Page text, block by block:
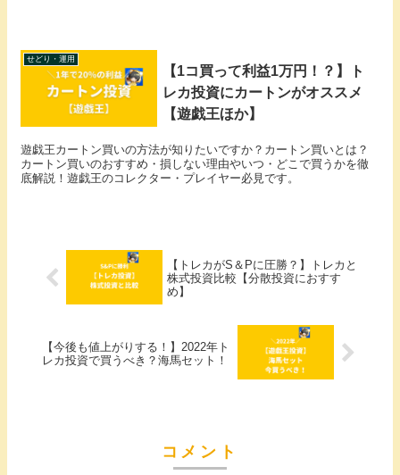
せどり・運用
【1コ買って利益1万円！？】ト
レカ投資にカートンがオススメ
【遊戯王ほか】
遊戯王カートン買いの方法が知りたいですか？カートン買いとは？
カートン買いのおすすめ・損しない理由やいつ・どこで買うかを徹
底解説！遊戯王のコレクター・プレイヤー必見です。
【トレカがS＆Pに圧勝？】トレカと
株式投資比較【分散投資におすす
め】
【今後も値上がりする！】2022年ト
レカ投資で買うべき？海馬セット！
コメント